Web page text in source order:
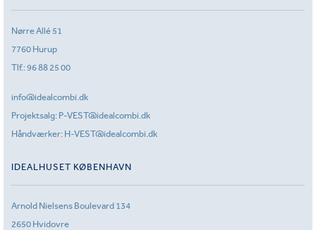
Nørre Allé 51
7760 Hurup
Tlf.:96 88 25 00
info@idealcombi.dk
Projektsalg: P-VEST@idealcombi.dk
Håndværker: H-VEST@idealcombi.dk
IDEALHUSET KØBENHAVN
Arnold Nielsens Boulevard 134
2650 Hvidovre